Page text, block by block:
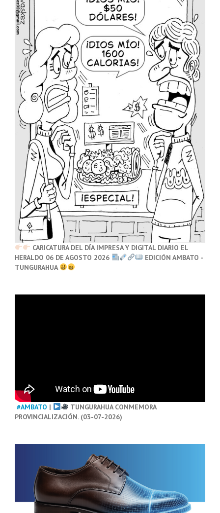
CARICATURA DEL DÍA IMPRESA Y DIGITAL DIARIO EL
HERALDO 06 DE AGOSTO 2026
EDICIÓN AMBATO -
TUNGURAHUA
#AMBATO |
TUNGURAHUA CONMEMORA
PROVINCIALIZACIÓN. (03-07-2026)